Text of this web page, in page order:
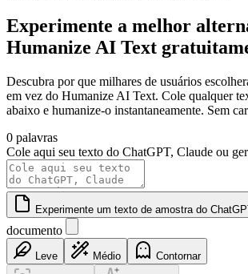
Experimente a melhor
Humanize AI Text
Descubra por que milhares de usuários
em vez do Humanize AI Text. Cole qualquer
abaixo e humanize-o instantaneamente. Sem
0 palavras
Cole aqui seu texto do ChatGPT, Claude ou
Experimente um texto de amostra do
documento
Leve Médio Contornar